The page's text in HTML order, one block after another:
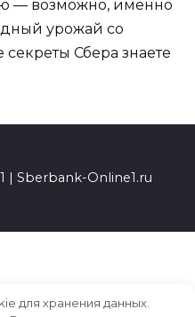
— возможно, именно
урожай со
секреты Сбера знаете
| Sberbank-Online1.ru
для хранения данных.